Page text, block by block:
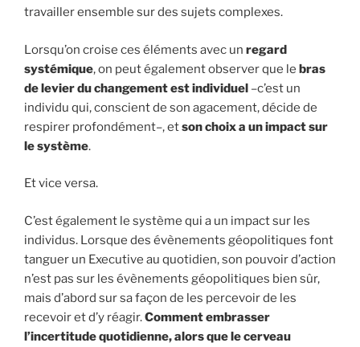
travailler ensemble sur des sujets complexes.
Lorsqu’on croise ces éléments avec un regard
systémique, on peut également observer que le bras
de levier du changement est individuel –c’est un
individu qui, conscient de son agacement, décide de
respirer profondément–, etson choix a un impact sur
le système.
Et vice versa.
C’est également le système qui a un impact sur les
individus. Lorsque des évènements géopolitiques font
tanguer un Executive au quotidien, son pouvoir d’action
n’est pas sur les évènements géopolitiques bien sûr,
mais d’abord sur sa façon de les percevoir de les
recevoir et d’y réagir.Comment embrasser
l’incertitude quotidienne, alors que le cerveau